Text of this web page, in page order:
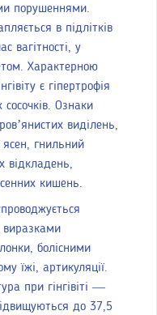
порушеннями.
в підлітків
вагітності, у
Характерною
є гіпертрофія
сосочків. Ознаки
виділень,
гнильний
відкладень,
кишень.
виразками
болісними
їжі, артикуляції.
при гінгівіті —
до 37,5